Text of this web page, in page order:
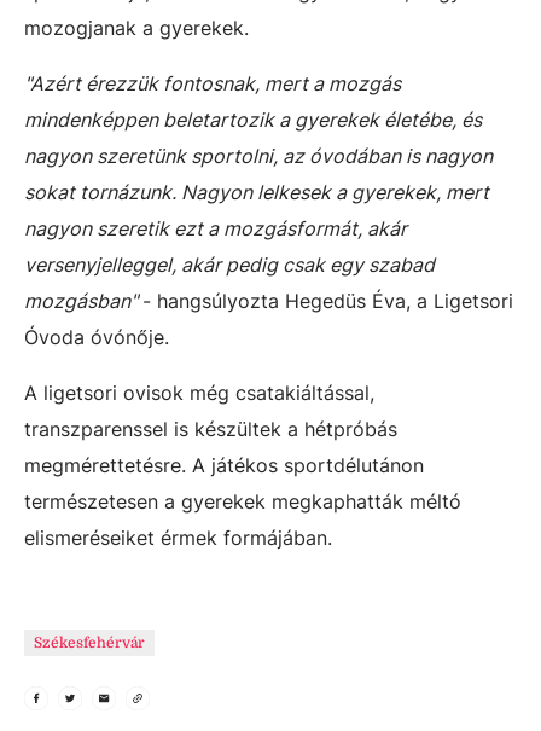
mozogjanak a gyerekek.
"Azért érezzük fontosnak, mert a mozgás
mindenképpen beletartozik a gyerekek életébe, és
nagyon szeretünk sportolni, az óvodában is nagyon
sokat tornázunk. Nagyon lelkesek a gyerekek, mert
nagyon szeretik ezt a mozgásformát, akár
versenyjelleggel, akár pedig csak egy szabad
mozgásban"- hangsúlyozta Hegedüs Éva, a Ligetsori
Óvoda óvónője.
A ligetsori ovisok még csatakiáltással,
transzparenssel is készültek a hétpróbás
megmérettetésre. A játékos sportdélutánon
természetesen a gyerekek megkaphatták méltó
elismeréseiket érmek formájában.
Székesfehérvár